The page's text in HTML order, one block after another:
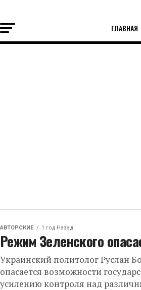
ГЛАВНАЯ
АВТОРСКИЕ 1 год Назад
Режим Зеленского
Украинский политолог Руслан
опасается возможности
усилению контроля над